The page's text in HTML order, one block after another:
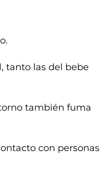
tanto las del bebe
también fuma
con personas